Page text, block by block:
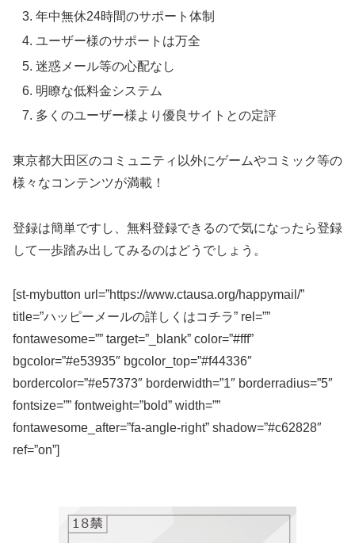
年中無休24時間のサポート体制
ユーザー様のサポートは万全
迷惑メール等の心配なし
明瞭な低料金システム
多くのユーザー様より優良サイトとの定評
東京都大田区のコミュニティ以外にゲームやコミック等の
様々なコンテンツが満載！
登録は簡単ですし、無料登録できるので気になったら登録
して一歩踏み出してみるのはどうでしょう。
[st-mybutton url=”https://www.ctausa.org/happymail/”
title=”ハッピーメールの詳しくはコチラ” rel=””
fontawesome=”” target=”_blank” color=”#fff”
bgcolor=”#e53935″ bgcolor_top=”#f44336″
bordercolor=”#e57373″ borderwidth=”1″ borderradius=”5″
fontsize=”” fontweight=”bold” width=””
fontawesome_after=”fa-angle-right” shadow=”#c62828″
ref=”on”]